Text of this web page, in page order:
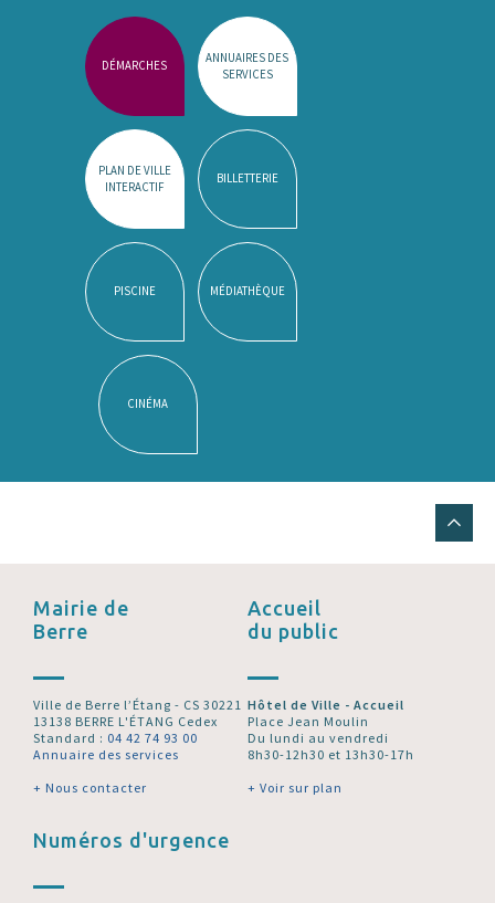
DÉMARCHES
ANNUAIRES DES
SERVICES
PLAN DE VILLE
INTERACTIF
BILLETTERIE
PISCINE MÉDIATHÈQUE
CINÉMA
Mairie de
Berre
Ville de Berre l’Étang - CS 30221
13138 BERRE L'ÉTANG Cedex
Standard : 04 42 74 93 00
Annuaire des services
+ Nous contacter
Accueil
du public
Hôtel de Ville - Accueil
Place Jean Moulin
Du lundi au vendredi
8h30-12h30 et 13h30-17h
+ Voir sur plan
Numéros d'urgence